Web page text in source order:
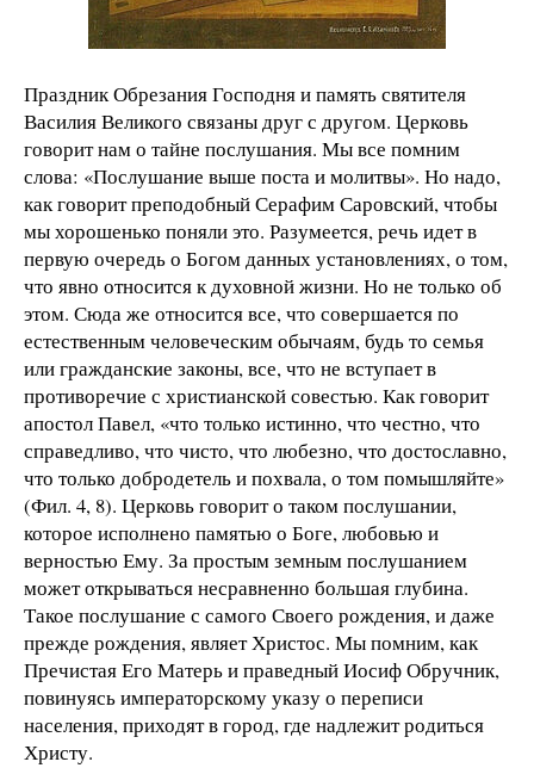
Праздник Обрезания Господня и память святителя
Василия Великого связаны друг с другом. Церковь
говорит нам о тайне послушания. Мы все помним
слова: «Послушание выше поста и молитвы». Но надо,
как говорит преподобный Серафим Саровский, чтобы
мы хорошенько поняли это. Разумеется, речь идет в
первую очередь о Богом данных установлениях, о том,
что явно относится к духовной жизни. Но не только об
этом. Сюда же относится все, что совершается по
естественным человеческим обычаям, будь то семья
или гражданские законы, все, что не вступает в
противоречие с христианской совестью. Как говорит
апостол Павел, «что только истинно, что честно, что
справедливо, что чисто, что любезно, что достославно,
что только добродетель и похвала, о том помышляйте»
(Фил. 4, 8). Церковь говорит о таком послушании,
которое исполнено памятью о Боге, любовью и
верностью Ему. За простым земным послушанием
может открываться несравненно большая глубина.
Такое послушание с самого Своего рождения, и даже
прежде рождения, являет Христос. Мы помним, как
Пречистая Его Матерь и праведный Иосиф Обручник,
повинуясь императорскому указу о переписи
населения, приходят в город, где надлежит родиться
Христу.